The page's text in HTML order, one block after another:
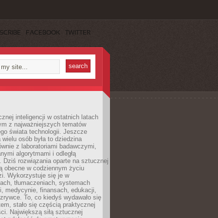
FACEBOOK TWITTER
inteligencji w ostatnich latach
z najważniejszych tematów
świata technologii. Jeszcze
wielu osób była to dziedzina
z laboratoriami badawczymi,
algorytmami i odległą
Dziś rozwiązania oparte na sztucznej
obecne w codziennym życiu
Wykorzystuje się je w
tłumaczeniach, systemach
medycynie, finansach, edukacji,
To, co kiedyś wydawało się
stało się częścią praktycznej
Największą siłą sztucznej